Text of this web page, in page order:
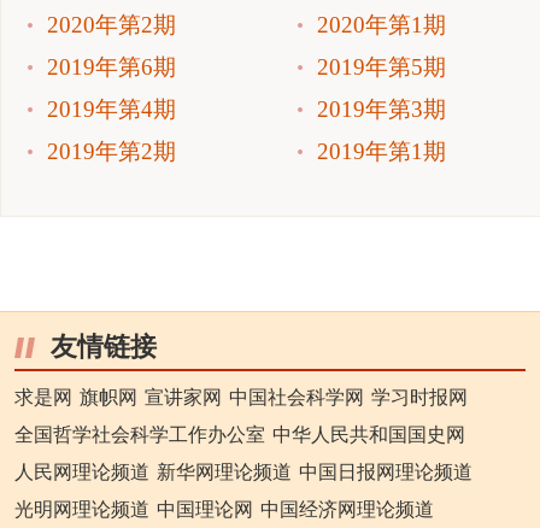
2020年第2期
2020年第1期
2019年第6期
2019年第5期
2019年第4期
2019年第3期
2019年第2期
2019年第1期
友情链接
求是网 旗帜网 宣讲家网 中国社会科学网 学习时报网
全国哲学社会科学工作办公室 中华人民共和国国史网
人民网理论频道 新华网理论频道 中国日报网理论频道
光明网理论频道 中国理论网 中国经济网理论频道